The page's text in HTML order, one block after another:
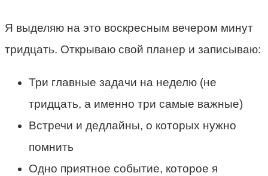
Я выделяю на это воскресным вечером минут
тридцать. Открываю свой планер и записываю:
Три главные задачи на неделю (не
тридцать, а именно три самые важные)
Встречи и дедлайны, о которых нужно
помнить
Одно приятное событие, которое я